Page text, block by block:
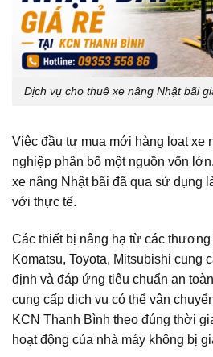
Dịch vụ cho thuê xe nâng Nhật bãi
Việc đầu tư mua mới hàng loạt xe
nghiệp phân bổ một nguồn vốn
xe nâng Nhật bãi đã qua sử dụng
với thực tế.
Các thiết bị nâng hạ từ các
Komatsu, Toyota, Mitsubishi cung
định và đáp ứng tiêu chuẩn an
cung cấp dịch vụ có thể vận
KCN Thanh Bình theo đúng thời
hoạt động của nhà máy không bị